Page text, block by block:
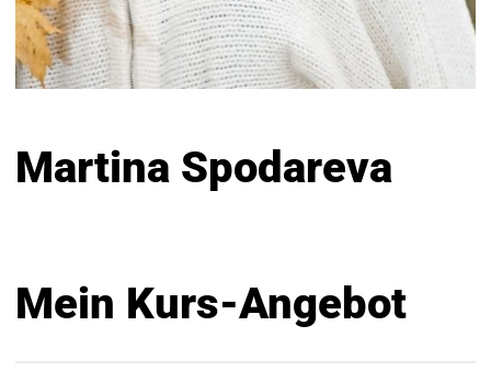
Martina Spodareva
Mein Kurs-Angebot